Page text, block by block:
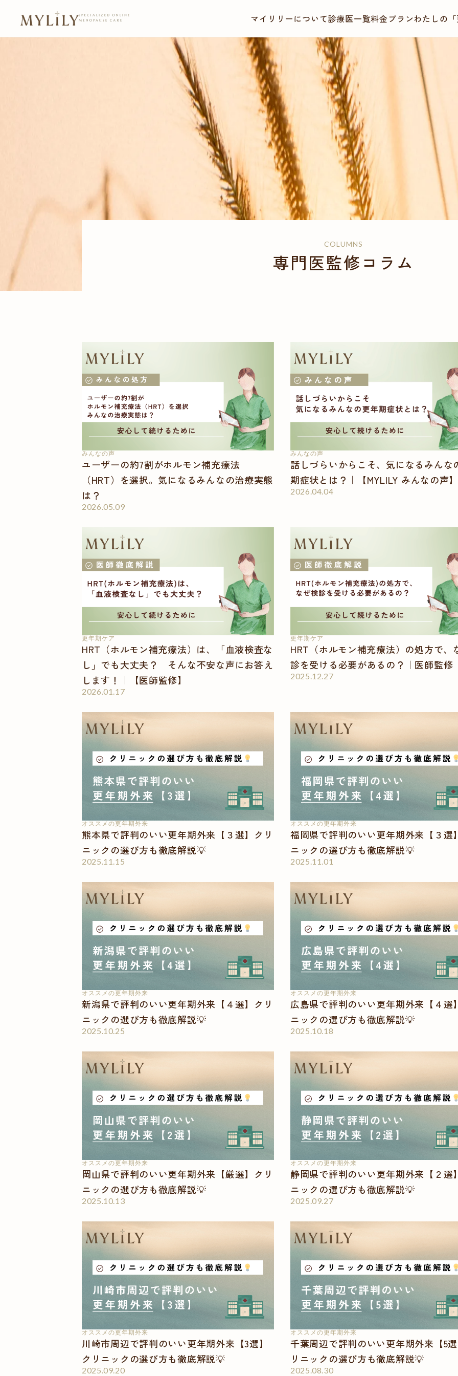
マイリリーについて診療医一覧料金プランわたしの
COLUMNS
専門医監修コラム
みんなの声
ユーザーの約7割がホルモン補充療法
（HRT）を選択。気になるみんなの治療実態
は？
2026.05.09
みんなの声
話しづらいからこそ、気になるみんな
期症状とは？｜【MYLILY みんなの声
2026.04.04
更年期ケア
HRT（ホルモン補充療法）は、「血液検査な
し」でも大丈夫？ そんな不安な声にお答え
します！｜【医師監修】
2026.01.17
更年期ケア
HRT（ホルモン補充療法）の処方で、
診を受ける必要があるの？｜医師監修
2025.12.27
オススメの更年期外来
熊本県で評判のいい更年期外来【３選】クリ
ニックの選び方も徹底解説💡
2025.11.15
オススメの更年期外来
福岡県で評判のいい更年期外来【３選
ニックの選び方も徹底解説💡
2025.11.01
オススメの更年期外来
新潟県で評判のいい更年期外来【４選】クリ
ニックの選び方も徹底解説💡
2025.10.25
オススメの更年期外来
広島県で評判のいい更年期外来【４選
ニックの選び方も徹底解説💡
2025.10.18
オススメの更年期外来
岡山県で評判のいい更年期外来【厳選】クリ
ニックの選び方も徹底解説💡
2025.10.13
オススメの更年期外来
静岡県で評判のいい更年期外来【２選
ニックの選び方も徹底解説💡
2025.09.27
オススメの更年期外来
川崎市周辺で評判のいい更年期外来【3選】
クリニックの選び方も徹底解説💡
2025.09.20
オススメの更年期外来
千葉周辺で評判のいい更年期外来【5
リニックの選び方も徹底解説💡
2025.08.30